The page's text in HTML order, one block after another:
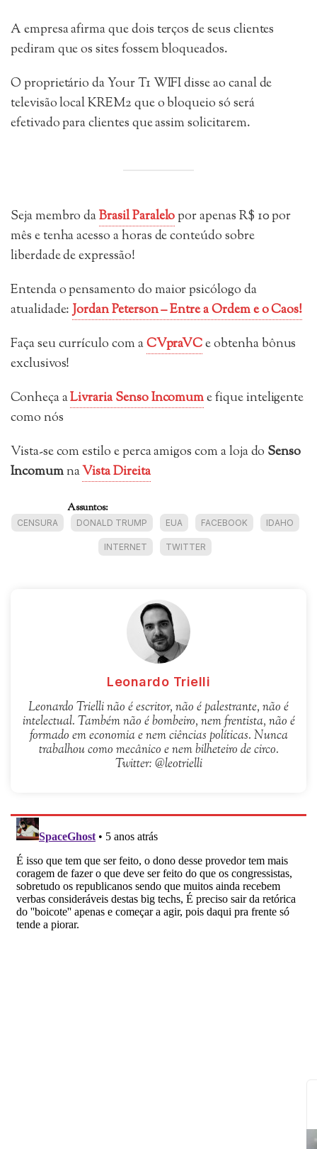
A empresa afirma que dois terços de seus clientes
pediram que os sites fossem bloqueados.
O proprietário da Your T1 WIFI disse ao canal de
televisão local KREM2 que o bloqueio só será
efetivado para clientes que assim solicitarem.
Seja membro daBrasil Paralelopor apenas R$ 10 por
mês e tenha acesso a horas de conteúdo sobre
liberdade de expressão!
Entenda o pensamento do maior psicólogo da
atualidade:Jordan Peterson – Entre a Ordem e o Caos!
Faça seu currículo com aCVpraVCe obtenha bônus
exclusivos!
Conheça aLivraria Senso Incomume fique inteligente
como nós
Vista-se com estilo e perca amigos com a loja do Senso
IncomumnaVista Direita
Assuntos:
CENSURA DONALD TRUMP EUA FACEBOOK IDAHO
INTERNET TWITTER
Leonardo Trielli
Leonardo Trielli não é escritor, não é palestrante, não é
intelectual. Também não é bombeiro, nem frentista, não é
formado em economia e nem ciências políticas. Nunca
trabalhou como mecânico e nem bilheteiro de circo.
Twitter: @leotrielli